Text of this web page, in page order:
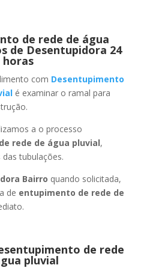
de rede de água
de Desentupidora 24
horas
com Desentupimento
é examinar o ramal para
a o processo
rede de água pluvial,
tubulações.
Bairro quando solicitada,
de entupimento de rede de
de rede
pluvial